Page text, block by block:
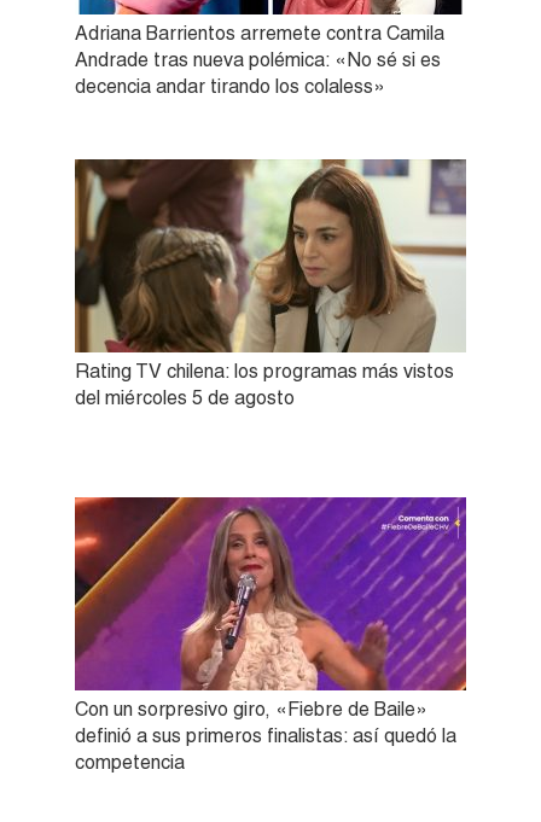
Adriana Barrientos arremete contra Camila
Andrade tras nueva polémica: «No sé si es
decencia andar tirando los colaless»
Rating TV chilena: los programas más vistos
del miércoles 5 de agosto
Con un sorpresivo giro, «Fiebre de Baile»
definió a sus primeros finalistas: así quedó la
competencia